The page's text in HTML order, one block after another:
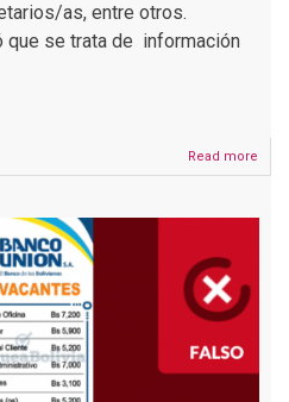
as, entre otros.
que se trata de información
Read more
El
de